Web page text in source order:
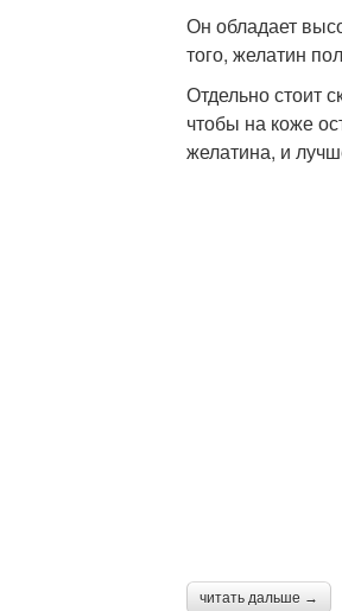
Он обладает
того, желатин
Отдельно стоит
чтобы на коже
желатина, и
читать дальше →